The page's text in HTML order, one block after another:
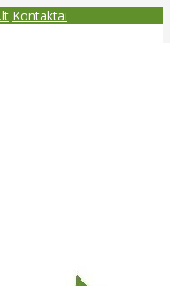
Kontaktai